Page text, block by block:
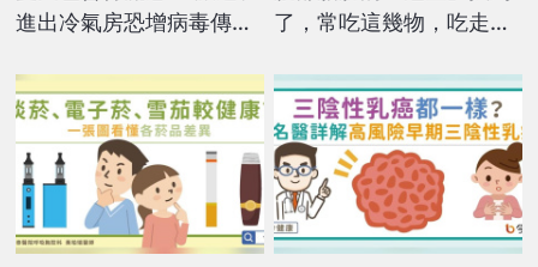
進出冷氣房恐增病毒傳播
了，常吃這幾物，吃走大